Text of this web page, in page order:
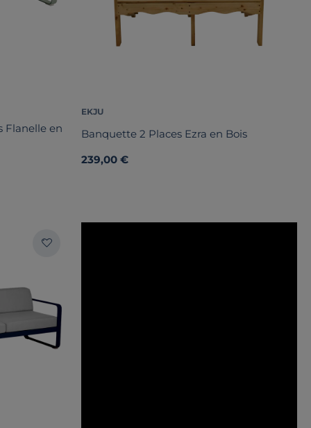
Flanelle en
EKJU
Banquette 2 Places Ezra en Bois
239,00 €